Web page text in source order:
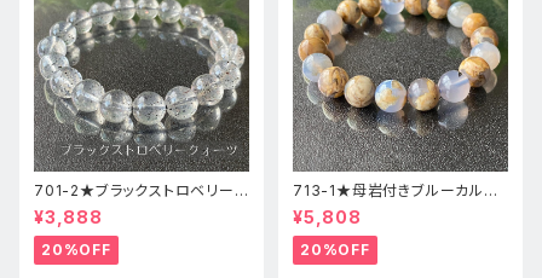
701-2★ブラックストロベリーク
ォーツ【高品質】天然石ブレスレ
ッパワーストーン
¥3,888
20%OFF
713-1★母岩付きブルーカルセ
ドニー【高品質】天然石ブレスレ
ットパワーストーン
¥5,808
20%OFF